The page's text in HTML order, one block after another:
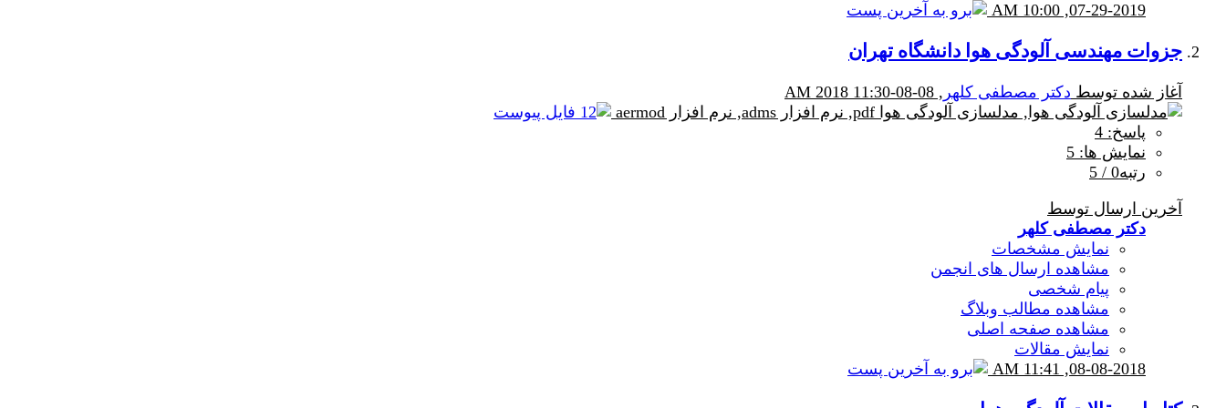
07-29-2019,
10:00 AM
جزوات مهندسی آلودگی هوا دانشگاه تهران
آغاز شده توسط دکتر مصطفی کلهر , 08-08-2018 11:30 AM
پاسخ: 4
نمایش ها: 5
رتبه0 / 5
آخرین ارسال توسط
دکتر مصطفی کلهر
نمایش مشخصات
مشاهده ارسال های انجمن
پیام شخصی
مشاهده مطالب وبلاگ
مشاهده صفحه اصلی
نمایش مقالات
08-08-2018,
11:41 AM